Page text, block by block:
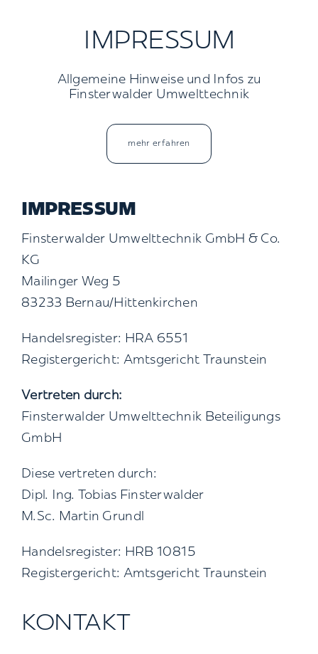
IMPRESSUM
Allgemeine Hinweise und Infos zu
Finsterwalder Umwelttechnik
mehr erfahren
IMPRESSUM
Finsterwalder Umwelttechnik GmbH & Co.
KG
Mailinger Weg 5
83233 Bernau/Hittenkirchen
Handelsregister: HRA 6551
Registergericht: Amtsgericht Traunstein
Vertreten durch:
Finsterwalder Umwelttechnik Beteiligungs
GmbH
Diese vertreten durch:
Dipl. Ing. Tobias Finsterwalder
M.Sc. Martin Grundl
Handelsregister: HRB 10815
Registergericht: Amtsgericht Traunstein
KONTAKT